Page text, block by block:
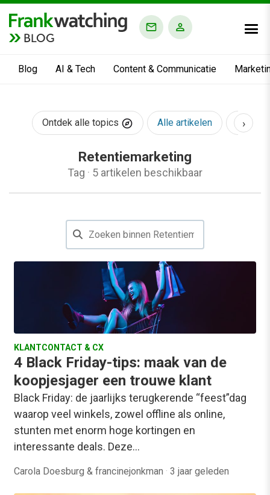
BLOG
Blog AI & Tech Content & Communicatie
Ontdek alle topics Alle artikelen AI &
›
Retentiemarketing
Tag · 5 artikelen beschikbaar
KLANTCONTACT & CX
4 Black Friday-tips: maak van de
koopjesjager een trouwe klant
Black Friday: de jaarlijks terugkerende “feest”dag
waarop veel winkels, zowel offline als online,
stunten met enorm hoge kortingen en
interessante deals. Deze…
Carola Doesburg & francinejonkman · 3 jaar geleden